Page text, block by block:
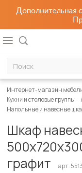
Дополнительная
Интернет-магазин
Кухни и столовые группы
Напольные и навесные
Шкаф
графит
арт.